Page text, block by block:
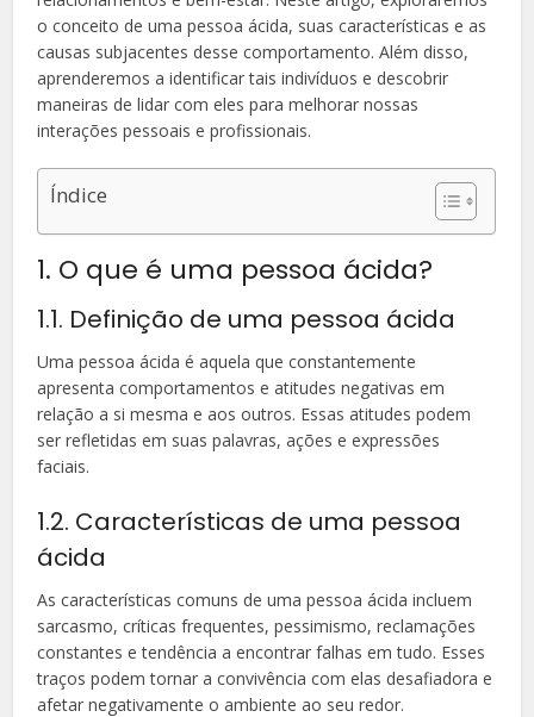
o conceito de uma pessoa ácida, suas características e as
causas subjacentes desse comportamento. Além disso,
aprenderemos a identificar tais indivíduos e descobrir
maneiras de lidar com eles para melhorar nossas
interações pessoais e profissionais.
Índice
1. O que é uma pessoa ácida?
1.1. Definição de uma pessoa ácida
Uma pessoa ácida é aquela que constantemente
apresenta comportamentos e atitudes negativas em
relação a si mesma e aos outros. Essas atitudes podem
ser refletidas em suas palavras, ações e expressões
faciais.
1.2. Características de uma pessoa
ácida
As características comuns de uma pessoa ácida incluem
sarcasmo, críticas frequentes, pessimismo, reclamações
constantes e tendência a encontrar falhas em tudo. Esses
traços podem tornar a convivência com elas desafiadora e
afetar negativamente o ambiente ao seu redor.